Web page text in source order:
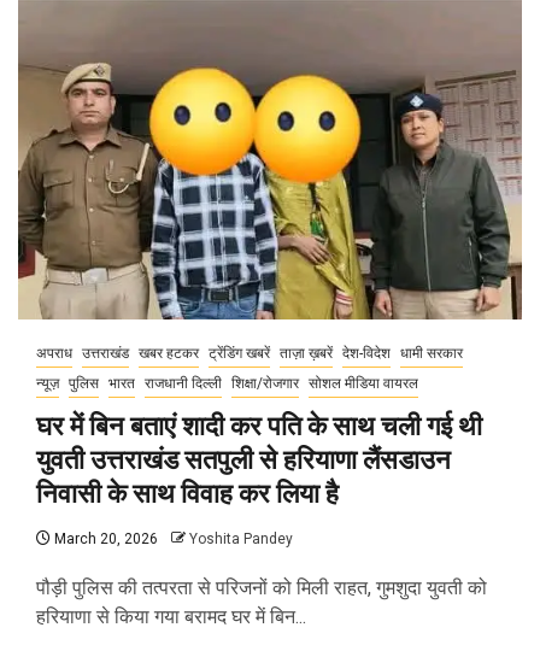
अपराध उत्तराखंड खबर हटकर ट्रेंडिंग खबरें ताज़ा ख़बरें देश-विदेश धामी सरकार
न्यूज़ पुलिस भारत राजधानी दिल्ली शिक्षा/रोजगार सोशल मीडिया वायरल
घर में बिन बताएं शादी कर पति के साथ चली गई थी
युवती उत्तराखंड सतपुली से हरियाणा लैंसडाउन
निवासी के साथ विवाह कर लिया है
March 20, 2026 Yoshita Pandey
पौड़ी पुलिस की तत्परता से परिजनों को मिली राहत, गुमशुदा युवती को
हरियाणा से किया गया बरामद घर में बिन...